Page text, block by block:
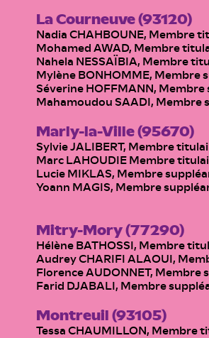
La Courneuve (93120)
Nadia CHAHBOUNE, Membre
Mohamed AWAD, Membre
Nahela NESSAÏBIA, Membre
Mylène BONHOMME, Membre
Séverine HOFFMANN, Membre
Mahamoudou SAADI, Membre
Marly-la-Ville (95670)
Sylvie JALIBERT, Membre
Marc LAHOUDIE Membre
Lucie MIKLAS, Membre
Yoann MAGIS, Membre
Mitry-Mory (77290)
Hélène BATHOSSI, Membre
Audrey CHARIFI ALAOUI,
Florence AUDONNET, Membre
Farid DJABALI, Membre
Montreuil (93105)
Tessa CHAUMILLON, Membre